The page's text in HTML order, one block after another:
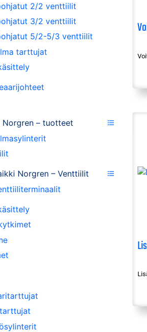
2/2 venttiilit
3/2 venttiilit
5/2-5/3 venttiilit
tarttujat
Norgren – tuotteet
Norgren – Venttiilit